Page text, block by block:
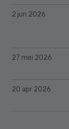
2 jun 2026
27 mei 2026
20 apr 2026